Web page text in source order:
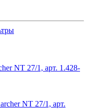
NT 27/1, арт. 1.428-